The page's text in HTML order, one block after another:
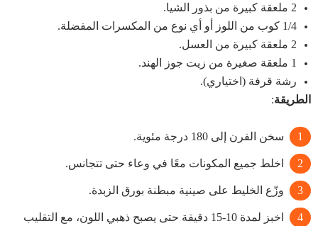
2 ملعقة كبيرة من بذور الشيا.
1/4 كوب من اللوز أو أي نوع من المكسرات المفضلة.
2 ملعقة كبيرة من العسل.
1 ملعقة صغيرة من زيت جوز الهند.
رشة قرفة (اختياري).
الطريقة:
سخن الفرن إلى 180 درجة مئوية.
اخلط جميع المكونات معًا في وعاء حتى تتجانس.
وزّع الخليط على صينية مبطنة بورق الزبدة.
اخبز لمدة 10-15 دقيقة حتى يصبح ذهبي اللون، مع التقليب